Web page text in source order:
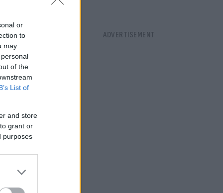
or
to
may
of the
List of
and store
grant or
purposes
με την